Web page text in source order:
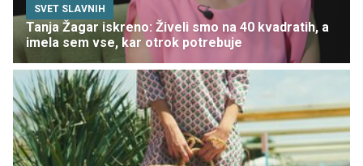
SVET SLAVNIH
Tanja Žagar iskreno: Živeli smo na 40 kvadratih, a
imela sem vse, kar otrok potrebuje